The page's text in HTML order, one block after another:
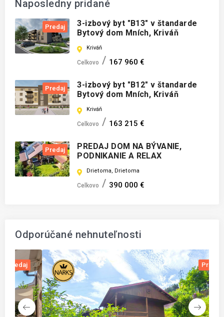
Naposledny pridané
Predaj
3-izbový byt "B13" v štandarde
Bytový dom Mních, Kriváň
Kriváň
Celkovo 167 960 €
Predaj
3-izbový byt "B12" v štandarde
Bytový dom Mních, Kriváň
Kriváň
Celkovo 163 215 €
Predaj
PREDAJ DOM NA BÝVANIE,
PODNIKANIE A RELAX
Drietoma, Drietoma
Celkovo 390 000 €
Odporúčané nehnuteľnosti
Predaj